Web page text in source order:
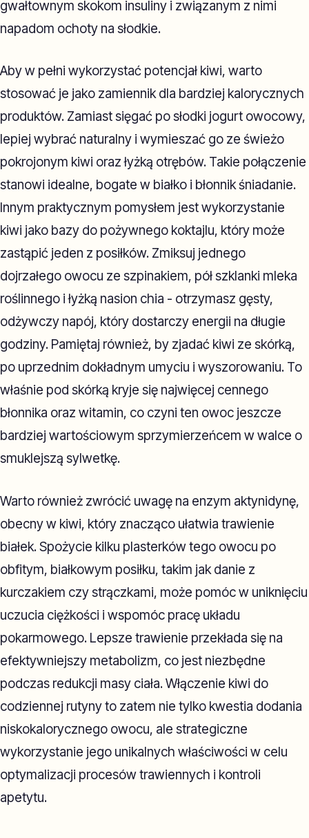
gwałtownym skokom insuliny i związanym z nimi
napadom ochoty na słodkie.
Aby w pełni wykorzystać potencjał kiwi, warto
stosować je jako zamiennik dla bardziej kalorycznych
produktów. Zamiast sięgać po słodki jogurt owocowy,
lepiej wybrać naturalny i wymieszać go ze świeżo
pokrojonym kiwi oraz łyżką otrębów. Takie połączenie
stanowi idealne, bogate w białko i błonnik śniadanie.
Innym praktycznym pomysłem jest wykorzystanie
kiwi jako bazy do pożywnego koktajlu, który może
zastąpić jeden z posiłków. Zmiksuj jednego
dojrzałego owocu ze szpinakiem, pół szklanki mleka
roślinnego i łyżką nasion chia - otrzymasz gęsty,
odżywczy napój, który dostarczy energii na długie
godziny. Pamiętaj również, by zjadać kiwi ze skórką,
po uprzednim dokładnym umyciu i wyszorowaniu. To
właśnie pod skórką kryje się najwięcej cennego
błonnika oraz witamin, co czyni ten owoc jeszcze
bardziej wartościowym sprzymierzeńcem w walce o
smuklejszą sylwetkę.
Warto również zwrócić uwagę na enzym aktynidynę,
obecny w kiwi, który znacząco ułatwia trawienie
białek. Spożycie kilku plasterków tego owocu po
obfitym, białkowym posiłku, takim jak danie z
kurczakiem czy strączkami, może pomóc w uniknięciu
uczucia ciężkości i wspomóc pracę układu
pokarmowego. Lepsze trawienie przekłada się na
efektywniejszy metabolizm, co jest niezbędne
podczas redukcji masy ciała. Włączenie kiwi do
codziennej rutyny to zatem nie tylko kwestia dodania
niskokalorycznego owocu, ale strategiczne
wykorzystanie jego unikalnych właściwości w celu
optymalizacji procesów trawiennych i kontroli
apetytu.